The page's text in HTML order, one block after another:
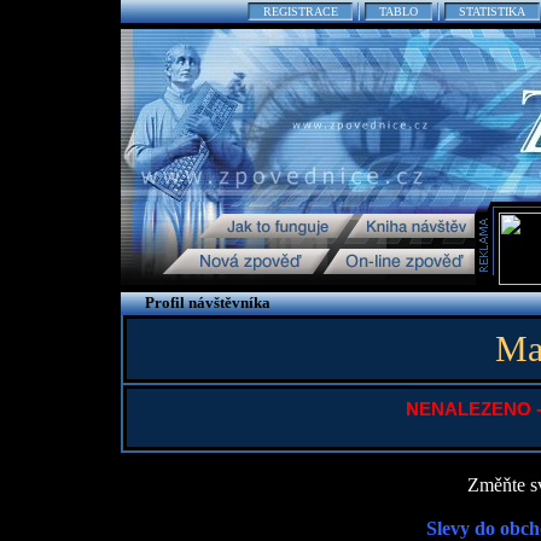
REGISTRACE TABLO STATISTIKA
Profil návštěvníka
NENALEZENO
Změňte
Slevy do